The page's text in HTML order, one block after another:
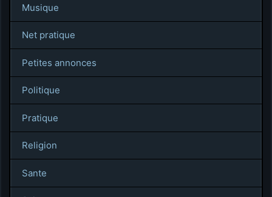
Musique
Net pratique
Petites annonces
Politique
Pratique
Religion
Sante